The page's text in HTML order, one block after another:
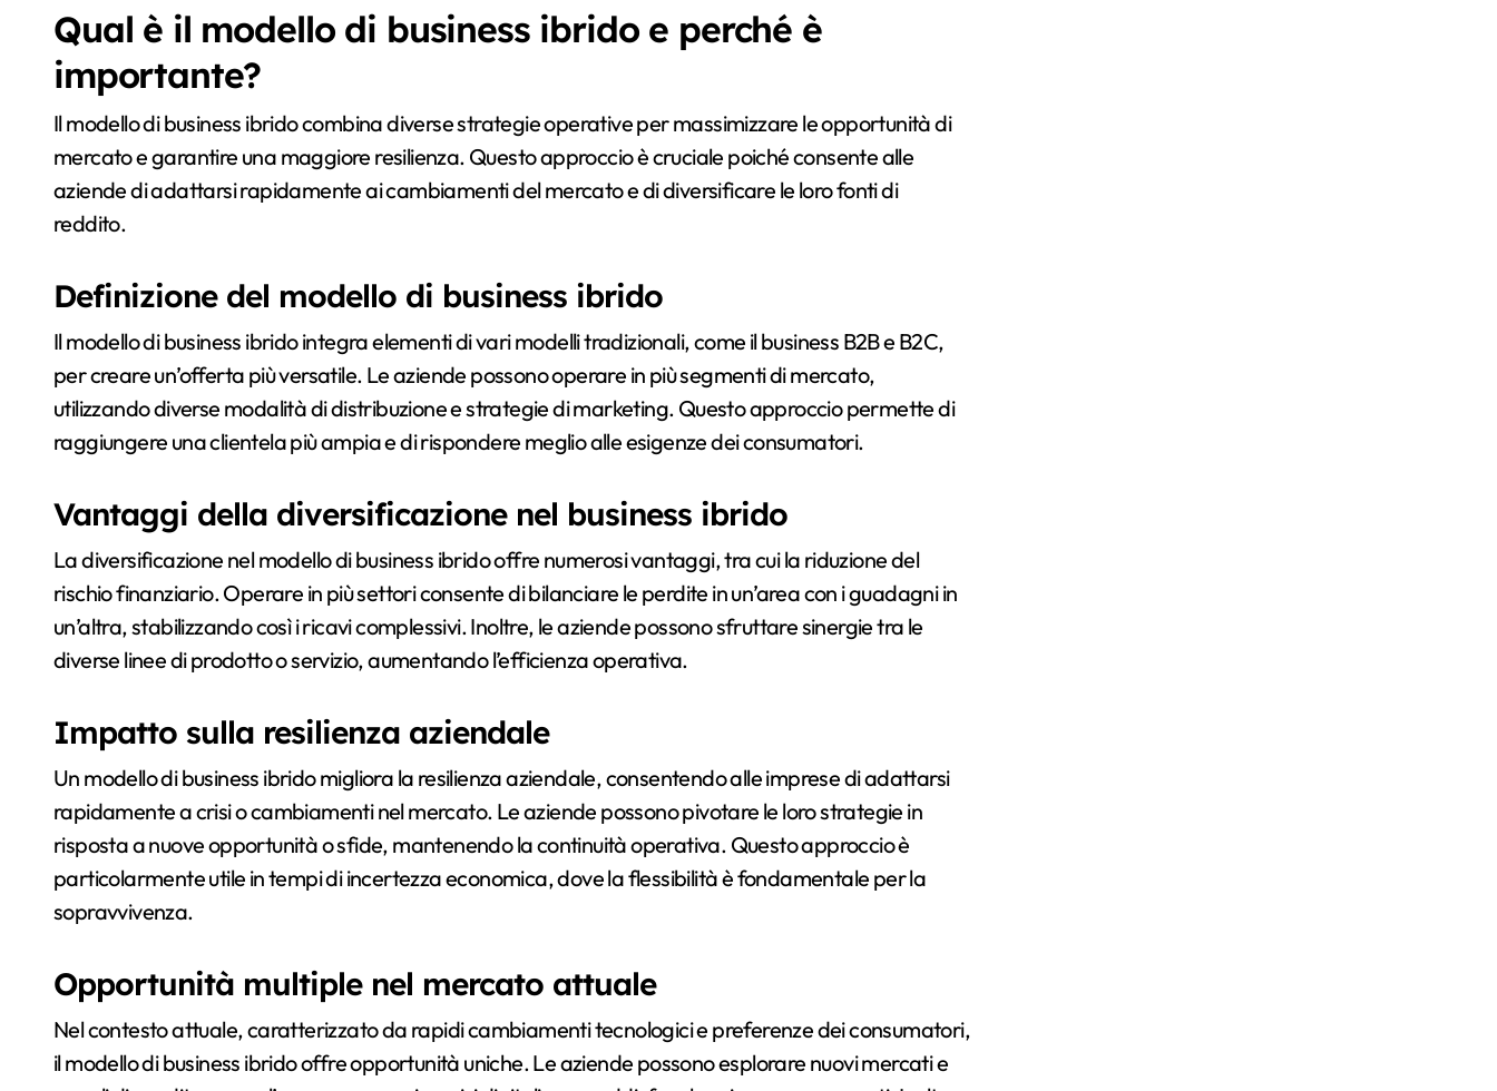
Qual è il modello di business ibrido e perché è
importante?
Il modello di business ibrido combina diverse strategie operative per massimizzare le opportunità di
mercato e garantire una maggiore resilienza. Questo approccio è cruciale poiché consente alle
aziende di adattarsi rapidamente ai cambiamenti del mercato e di diversificare le loro fonti di
reddito.
Definizione del modello di business ibrido
Il modello di business ibrido integra elementi di vari modelli tradizionali, come il business B2B e B2C,
per creare un’offerta più versatile. Le aziende possono operare in più segmenti di mercato,
utilizzando diverse modalità di distribuzione e strategie di marketing. Questo approccio permette di
raggiungere una clientela più ampia e di rispondere meglio alle esigenze dei consumatori.
Vantaggi della diversificazione nel business ibrido
La diversificazione nel modello di business ibrido offre numerosi vantaggi, tra cui la riduzione del
rischio finanziario. Operare in più settori consente di bilanciare le perdite in un’area con i guadagni in
un’altra, stabilizzando così i ricavi complessivi. Inoltre, le aziende possono sfruttare sinergie tra le
diverse linee di prodotto o servizio, aumentando l’efficienza operativa.
Impatto sulla resilienza aziendale
Un modello di business ibrido migliora la resilienza aziendale, consentendo alle imprese di adattarsi
rapidamente a crisi o cambiamenti nel mercato. Le aziende possono pivotare le loro strategie in
risposta a nuove opportunità o sfide, mantenendo la continuità operativa. Questo approccio è
particolarmente utile in tempi di incertezza economica, dove la flessibilità è fondamentale per la
sopravvivenza.
Opportunità multiple nel mercato attuale
Nel contesto attuale, caratterizzato da rapidi cambiamenti tecnologici e preferenze dei consumatori,
il modello di business ibrido offre opportunità uniche. Le aziende possono esplorare nuovi mercati e